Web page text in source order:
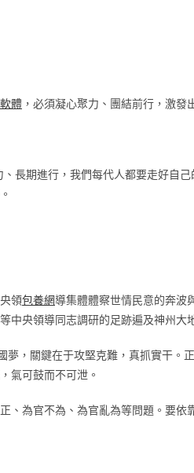
體 ，必須凝心聚力、團結前行，激發
、長期進行，我們每代人都要走好自
領包養網導集體體察世情民意的奔波
中央領導同志調研的足跡遍及神州大
夢，關鍵在于攻堅克難，真抓實干。
氣可鼓而不可泄。
、為官不為、為官亂為等問題。要依